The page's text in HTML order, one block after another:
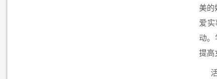
美的
爱
动。
提高